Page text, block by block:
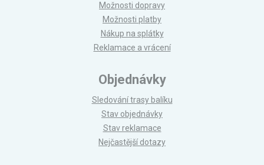
Možnosti dopravy
Možnosti platby
Nákup na splátky
Reklamace a vrácení
Objednávky
Sledování trasy balíku
Stav objednávky
Stav reklamace
Nejčastější dotazy